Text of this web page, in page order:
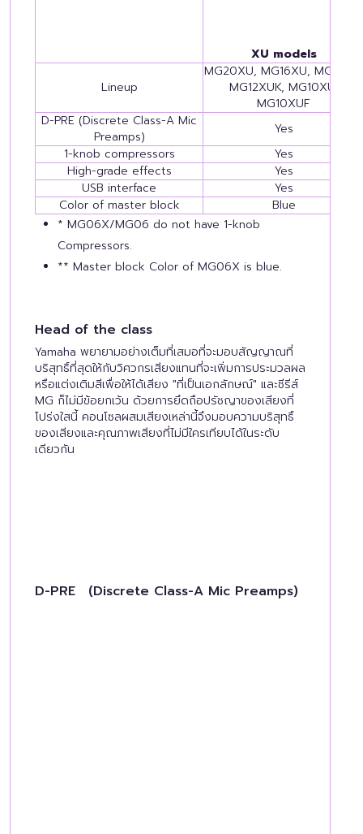
XU models
Lineup
MG20XU, MG16XU, MG12XU,
MG12XUK, MG10XU,
MG10XUF
D-PRE (Discrete Class-A Mic
Preamps)
Yes
1-knob compressors
Yes
High-grade effects
Yes
USB interface
Yes
Color of master block
Blue
* MG06X/MG06 do not have 1-knob
Compressors.
** Master block Color of MG06X is blue.
Head of the class
Yamaha พยายามอย่างเต็มที่เสมอที่จะมอบสัญญาณที่
บริสุทธิ์ที่สุดให้กับวิศวกรเสียงแทนที่จะเพิ่มการประมวลผล
หรือแต่งเติมสีเพื่อให้ได้เสียง "ที่เป็นเอกลักษณ์" และซีรีส์
MG ก็ไม่มีข้อยกเว้น ด้วยการยึดถือปรัชญาของเสียงที่
โปร่งใสนี้ คอนโซลผสมเสียงเหล่านี้จึงมอบความบริสุทธิ์
ของเสียงและคุณภาพเสียงที่ไม่มีใครเทียบได้ในระดับ
เดียวกัน
D-PRE (Discrete Class-A Mic Preamps)